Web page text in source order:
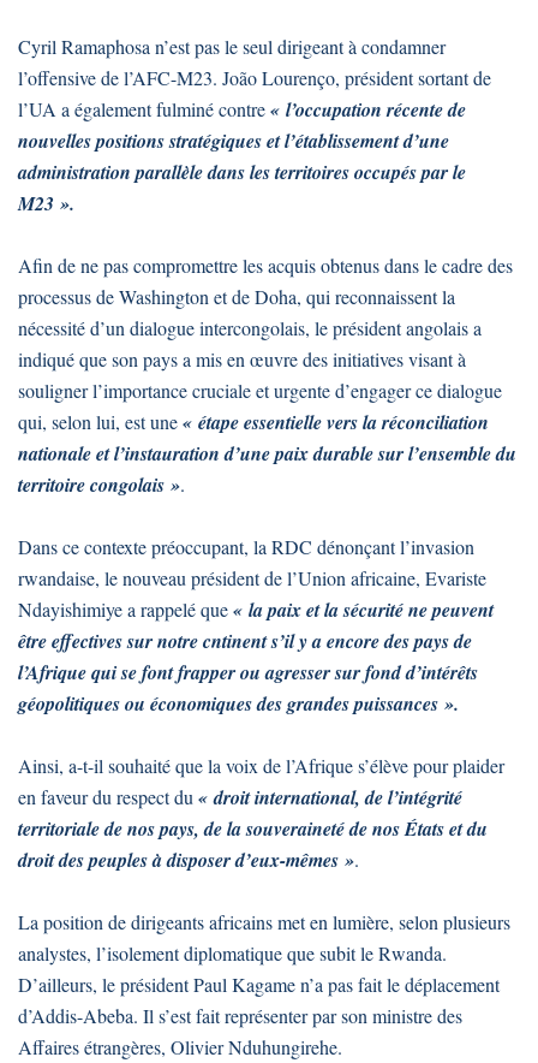
Cyril Ramaphosa n’est pas le seul dirigeant à condamner
l’offensive de l’AFC-M23. João Lourenço, président sortant de
l’UA a également fulminé contre« l’occupation récente de
nouvelles positions stratégiques et l’établissement d’une
administration parallèle dans les territoires occupés par le
M23 ».
Afin de ne pas compromettre les acquis obtenus dans le cadre des
processus de Washington et de Doha, qui reconnaissent la
nécessité d’un dialogue intercongolais, le président angolais a
indiqué que son pays a mis en œuvre des initiatives visant à
souligner l’importance cruciale et urgente d’engager ce dialogue
qui, selon lui, est une« étape essentielle vers la réconciliation
nationale et l’instauration d’une paix durable sur l’ensemble du
territoire congolais ».
Dans ce contexte préoccupant, la RDC dénonçant l’invasion
rwandaise, le nouveau président de l’Union africaine, Evariste
Ndayishimiye a rappelé que« la paix et la sécurité ne peuvent
être effectives sur notre cntinent s’il y a encore des pays de
l’Afrique qui se font frapper ou agresser sur fond d’intérêts
géopolitiques ou économiques des grandes puissances ».
Ainsi, a-t-il souhaité que la voix de l’Afrique s’élève pour plaider
en faveur du respect du« droit international, de l’intégrité
territoriale de nos pays, de la souveraineté de nos États et du
droit des peuples à disposer d’eux-mêmes ».
La position de dirigeants africains met en lumière, selon plusieurs
analystes, l’isolement diplomatique que subit le Rwanda.
D’ailleurs, le président Paul Kagame n’a pas fait le déplacement
d’Addis-Abeba. Il s’est fait représenter par son ministre des
Affaires étrangères, Olivier Nduhungirehe.